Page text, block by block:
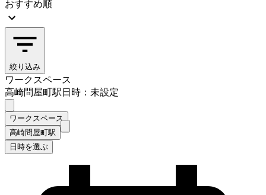
おすすめ順
絞り込み
ワークスペース
高崎問屋町駅日時：未設定
ワークスペース
高崎問屋町駅
日時を選ぶ